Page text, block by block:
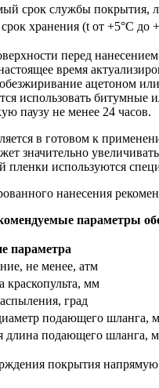
срок службы покрытия,
хранения (t от +5°C до
перед
время
ацетоном
использовать битумные
паузу не менее 24 часов.
в готовом к
значительно
пленки используются
нанесения
параметры
параметра
не менее, атм
краскопульта, мм
град
подающего шланга,
длина подающего шланга, м
покрытия